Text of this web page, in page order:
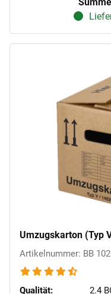
Umzugskarton (Typ
Artikelnummer: BB
Qualität:
2.4